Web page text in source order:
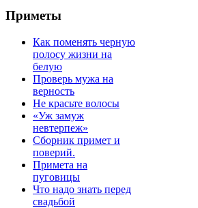
Приметы
Как поменять черную
полосу жизни на
белую
Проверь мужа на
верность
Не красьте волосы
«Уж замуж
невтерпеж»
Сборник примет и
поверий.
Примета на
пуговицы
Что надо знать перед
свадьбой